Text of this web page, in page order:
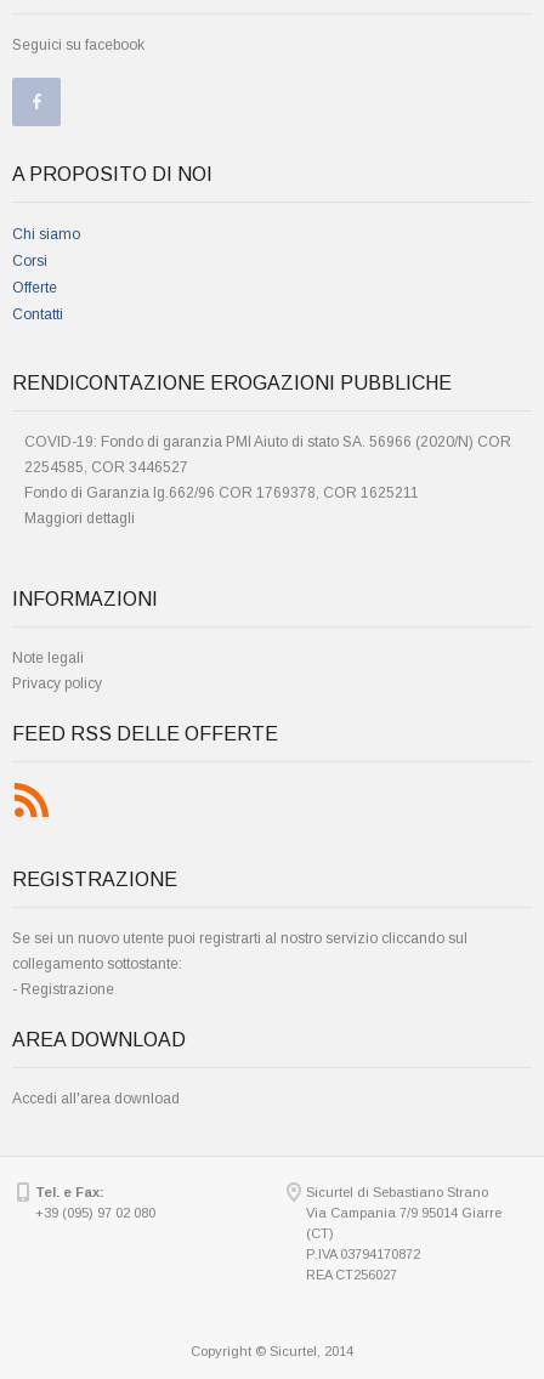
Seguici su facebook
A PROPOSITO DI NOI
Chi siamo
Corsi
Offerte
Contatti
RENDICONTAZIONE EROGAZIONI PUBBLICHE
COVID-19: Fondo di garanzia PMI Aiuto di stato SA. 56966 (2020/N) COR
2254585, COR 3446527
Fondo di Garanzia lg.662/96 COR 1769378, COR 1625211
Maggiori dettagli
INFORMAZIONI
Note legali
Privacy policy
FEED RSS DELLE OFFERTE
REGISTRAZIONE
Se sei un nuovo utente puoi registrarti al nostro servizio cliccando sul
collegamento sottostante:
- Registrazione
AREA DOWNLOAD
Accedi all'area download
Tel. e Fax:
+39 (095) 97 02 080
Sicurtel di Sebastiano Strano
Via Campania 7/9 95014 Giarre
(CT)
P.IVA 03794170872
REA CT256027
Copyright © Sicurtel, 2014